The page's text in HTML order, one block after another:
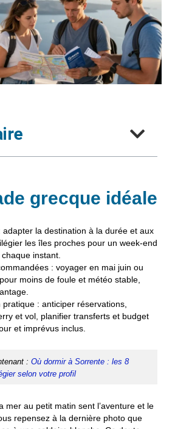
grecque idéale
la destination à la durée et aux
les îles proches pour un week-end
instant.
: voyager en mai juin ou
moins de foule et météo stable,
pratique: anticiper réservations,
et vol, planifier transferts et budget
et imprévus inclus.
: Où dormir à Sorrente : les 8
selon votre profil
mer au petit matin sent l’aventure et le
repensez à la dernière photo que